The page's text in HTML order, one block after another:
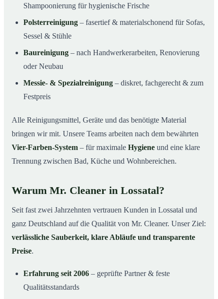
Shampoonierung für hygienische Frische
Polsterreinigung – fasertief & materialschonend für Sofas,
Sessel & Stühle
Baureinigung – nach Handwerkerarbeiten, Renovierung
oder Neubau
Messie- & Spezialreinigung – diskret, fachgerecht & zum
Festpreis
Alle Reinigungsmittel, Geräte und das benötigte Material
bringen wir mit. Unsere Teams arbeiten nach dem bewährten
Vier-Farben-System – für maximale Hygiene und eine klare
Trennung zwischen Bad, Küche und Wohnbereichen.
Warum Mr. Cleaner in Lossatal?
Seit fast zwei Jahrzehnten vertrauen Kunden in Lossatal und
ganz Deutschland auf die Qualität von Mr. Cleaner. Unser Ziel:
verlässliche Sauberkeit, klare Abläufe und transparente
Preise.
Erfahrung seit 2006 – geprüfte Partner & feste
Qualitätsstandards